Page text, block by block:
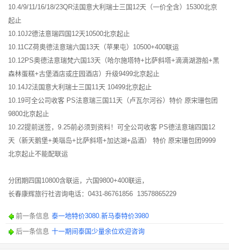
10.4/9/11/16/18/23QR法国意大利瑞士三国12天（一价全含）15300北京
起止
10.10J2德法意瑞四国12天10500北京起止
10.11CZ荷奥德法意瑞六国13天（苹果屯）10500+400联运
10.12PS奥德法意瑞梵六国13天（哈尔施塔特+比萨斜塔+滴滴湖游船+黑
森林蛋糕+古堡酒店或庄园酒店）升级9499北京起止
10.14J2法国意大利瑞士三国11天 10499北京起止
10.19可全公司收客 PS法意瑞三国11天（卢瓦尔河谷）特价 原宋珊包团
9800北京起止
10.22提前送签，9.25前必须到资料！可全公司收客 PS德法意瑞四国12
天（新天鹅堡+美瑙岛+比萨斜塔+加达湖+品酒） 特价 原宋珊包团9999
北京起止不能配联运
分团期四国10800含联运，六国9800+400联运，
长春康辉旅行社咨询电话：0431-86761856 13578865229
前一条信息 泰一地特价3080.新马泰特价3980
后一条信息 十一期间泰国少量余位欢迎咨询